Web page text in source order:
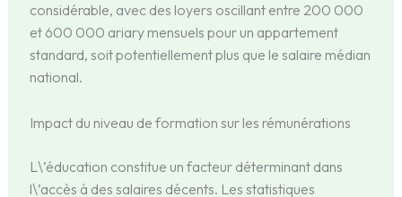
considérable, avec des loyers oscillant entre 200 000
et 600 000 ariary mensuels pour un appartement
standard, soit potentiellement plus que le salaire médian
national.
Impact du niveau de formation sur les rémunérations
L\’éducation constitue un facteur déterminant dans
l\’accès à des salaires décents. Les statistiques